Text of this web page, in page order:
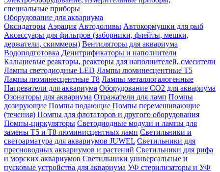
специальные приборы
Оборудование для аквариума
Оксидаторы Аэрация Автодоливы Автокормушки для рыб
Аксессуары для фильтров (заборники, флейты, мешки,
держатели, скиммеры) Вентиляторы для аквариума
Водоподготовка Денитрификаторы и наполнители
Кальциевые реакторы, реакторы для наполнителей, смесители
Лампы светодиодные LED Лампы люминесцентные Т5
Лампы люминесцентные Т8 Лампы металлогалогенные
Нагреватели для аквариума Оборудование CO2 для аквариума
Озонаторы для аквариума Отражатели для ламп Помпы
дозирующие Помпы подающие Помпы перемешивающие
(течения) Помпы для флотаторов и другого оборудования
Помпы-циркуляторы Светодиодные модули и лампы для
замены Т5 и Т8 люминисцентных ламп Светильники и
светоарматура для аквариумов JUWEL Светильники для
пресноводных аквариумов и растений Светильники для рифа
и морских аквариумов Светильники универсальные и
пусковые устройства для аквариума УФ стерилизаторы и УФ